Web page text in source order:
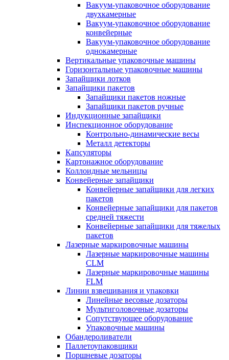
Вакуум-упаковочное оборудование
двухкамерные
Вакуум-упаковочное оборудование
конвейерные
Вакуум-упаковочное оборудование
однокамерные
Вертикальные упаковочные машины
Горизонтальные упаковочные машины
Запайщики лотков
Запайщики пакетов
Запайщики пакетов ножные
Запайщики пакетов ручные
Индукционные запайщики
Инспекционное оборудование
Контрольно-динамические весы
Металл детекторы
Капсуляторы
Картонажное оборудование
Коллоидные мельницы
Конвейерные запайщики
Конвейерные запайщики для легких
пакетов
Конвейерные запайщики для пакетов
средней тяжести
Конвейерные запайщики для тяжелых
пакетов
Лазерные маркировочные машины
Лазерные маркировочные машины
CLM
Лазерные маркировочные машины
FLM
Линии взвешивания и упаковки
Линейные весовые дозаторы
Мультиголовочные дозаторы
Сопутствующее оборудование
Упаковочные машины
Обандероливатели
Паллетоупаковщики
Поршневые дозаторы